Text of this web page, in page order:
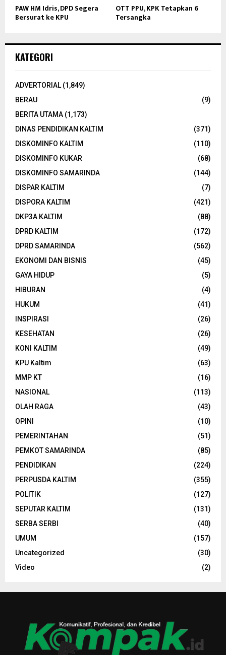
PAW HM Idris, DPD Segera
Bersurat ke KPU
OTT PPU, KPK Tetapkan 6
Tersangka
KATEGORI
ADVERTORIAL(1,849)
BERAU
(9)
BERITA UTAMA (1,173)
DINAS PENDIDIKAN KALTIM
(371)
DISKOMINFO KALTIM
(110)
DISKOMINFO KUKAR
(68)
DISKOMINFO SAMARINDA
(144)
DISPAR KALTIM
(7)
DISPORA KALTIM
(421)
DKP3A KALTIM
(88)
DPRD KALTIM
(172)
DPRD SAMARINDA
(562)
EKONOMI DAN BISNIS
(45)
GAYA HIDUP
(5)
HIBURAN
(4)
HUKUM
(41)
INSPIRASI
(26)
KESEHATAN
(26)
KONI KALTIM
(49)
KPU Kaltim
(63)
MMP KT
(16)
NASIONAL
(113)
OLAH RAGA
(43)
OPINI
(10)
PEMERINTAHAN
(51)
PEMKOT SAMARINDA
(85)
PENDIDIKAN
(224)
PERPUSDA KALTIM
(355)
POLITIK
(127)
SEPUTAR KALTIM
(131)
SERBA SERBI
(40)
UMUM
(157)
Uncategorized
(30)
Video
(2)